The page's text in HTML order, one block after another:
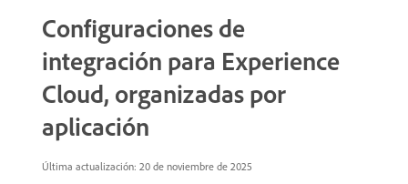
Configuraciones de
integración para Experience
Cloud, organizadas por
aplicación
Última actualización: 20 de noviembre de 2025